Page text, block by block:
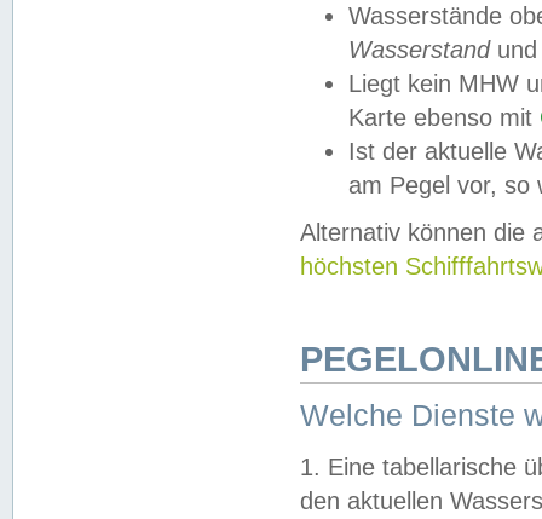
Wasserstände
Wasserstandund
Liegt kein MHW
Karte ebenso mit
Ist der aktuelle
am Pegel vor,
Alternativ können die
höchsten
Welche Dienste
1. Eine tabellarische
den aktuellen